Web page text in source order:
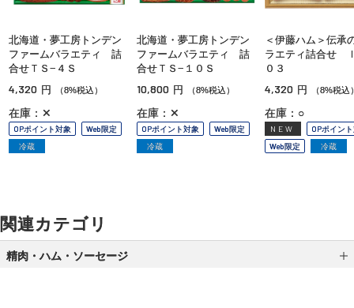
北海道・夢工房トンデン
ファームバラエティ 詰
合せＴＳ−４Ｓ
4,320 円 （8%税込）
在庫：✕
OPポイント対象
Web限定
冷蔵
北海道・夢工房トンデン
ファームバラエティ 詰
合せＴＳ−１０Ｓ
10,800 円 （8%税込）
在庫：✕
OPポイント対象
Web限定
冷蔵
＜伊藤ハム＞伝承
ラエティ詰合せ
０３
4,320 円 （8%税込
在庫：○
NEW
OPポイン
Web限定
冷蔵
関連カテゴリ
精肉・ハム・ソーセージ